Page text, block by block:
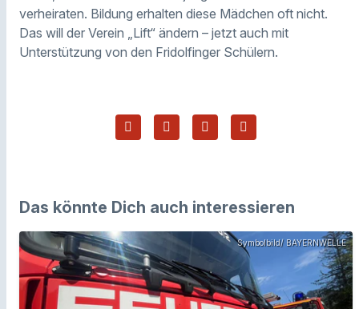
verheiraten. Bildung erhalten diese Mädchen oft nicht.
Das will der Verein „Lift“ ändern – jetzt auch mit
Unterstützung von den Fridolfinger Schülern.
Das könnte Dich auch interessieren
Symbolbild/ BAYERNWELLE